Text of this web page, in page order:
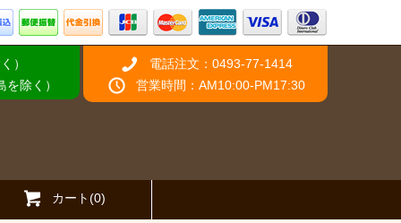
）
除く）
電話注文：0493-77-1414
営業時間：AM10:00-PM17:30
カート(0)